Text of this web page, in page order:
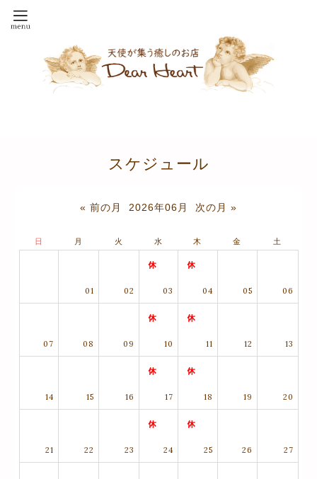
スケジュール
« 前の月 2026年06月 次の月 »
日 月 火 水 木 金 土
01 02 03 04 05 06
07 08 09 10 11 12 13
14 15 16 17 18 19 20
21 22 23 24 25 26 27